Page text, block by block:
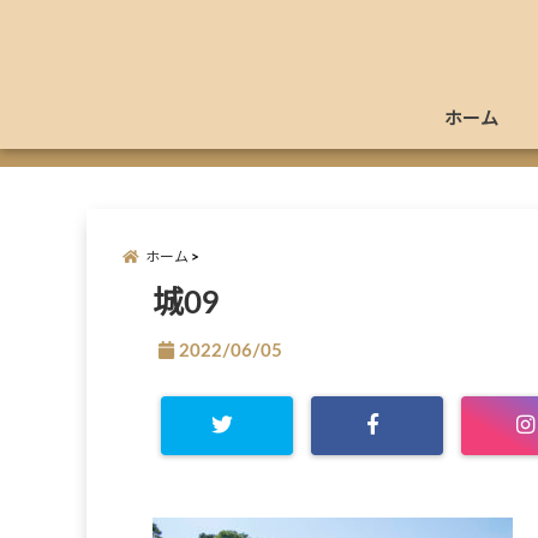
ホーム
ホーム
城09
2022/06/05